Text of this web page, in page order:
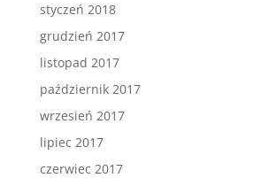
styczeń 2018
grudzień 2017
listopad 2017
październik 2017
wrzesień 2017
lipiec 2017
czerwiec 2017